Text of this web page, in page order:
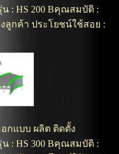
น : HS 200 Bคุณสมบัติ :
ลูกค้า ประโยชน์ใช้สอย :
อกแบบ ผลิต ติดตั้ง
น : HS 300 Bคุณสมบัติ :